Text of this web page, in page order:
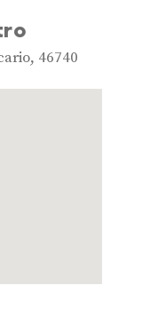
46740
sordera